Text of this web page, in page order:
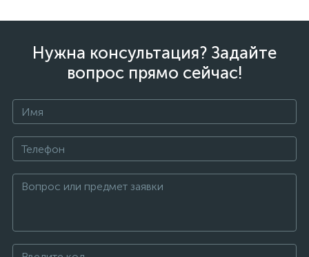
Нужна консультация? Задайте
вопрос прямо сейчас!